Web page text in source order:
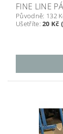
FINE LINE
Původně: 132
Ušetříte:20 Kč